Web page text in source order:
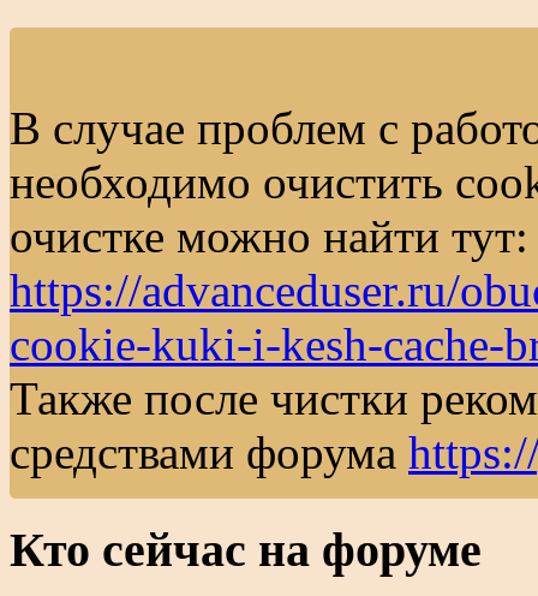
В случае проблем с
необходимо очистить
очистке можно найти тут:
https://advanceduser.ru/
cookie-kuki-i-kesh-cache-
Также после чистки
средствами форума
Кто сейчас на форуме